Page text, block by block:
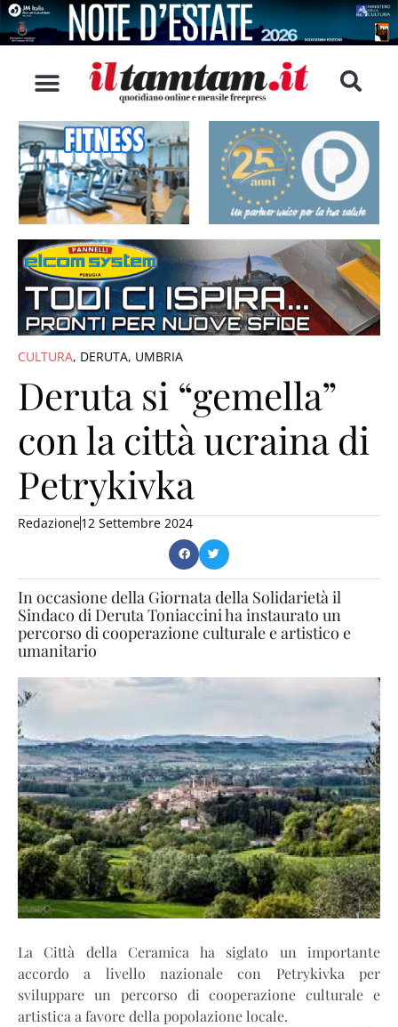
CULTURA, DERUTA, UMBRIA
Deruta si “gemella”
con la città ucraina di
Petrykivka
Redazione12 Settembre 2024
In occasione della Giornata della Solidarietà il
Sindaco di Deruta Toniaccini ha instaurato un
percorso di cooperazione culturale e artistico e
umanitario
La Città della Ceramica ha siglato un importante
accordo a livello nazionale con Petrykivka per
sviluppare un percorso di cooperazione culturale e
artistica a favore della popolazione locale.